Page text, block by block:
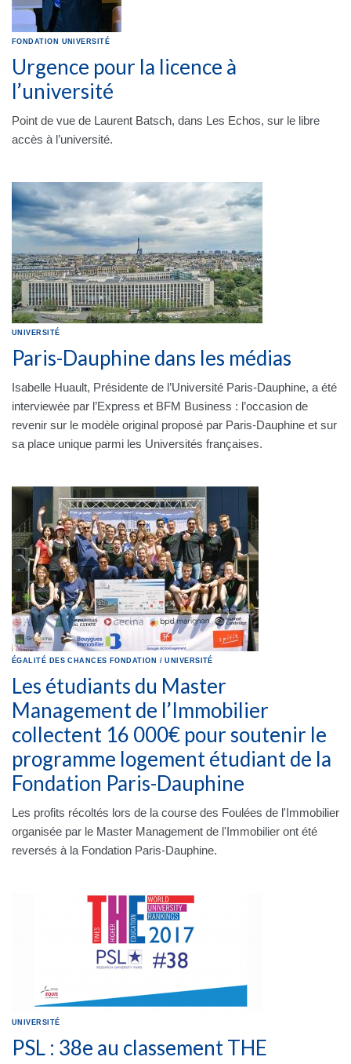
FONDATION UNIVERSITÉ
Urgence pour la licence à
l’université
Point de vue de Laurent Batsch, dans Les Echos, sur le libre
accès à l’université.
UNIVERSITÉ
Paris-Dauphine dans les médias
Isabelle Huault, Présidente de l’Université Paris-Dauphine, a été
interviewée par l’Express et BFM Business : l’occasion de
revenir sur le modèle original proposé par Paris-Dauphine et sur
sa place unique parmi les Universités françaises.
ÉGALITÉ DES CHANCES FONDATION /UNIVERSITÉ
Les étudiants du Master
Management de l’Immobilier
collectent 16 000€ pour soutenir le
programme logement étudiant de la
Fondation Paris-Dauphine
Les profits récoltés lors de la course des Foulées de l'Immobilier
organisée par le Master Management de l'Immobilier ont été
reversés à la Fondation Paris-Dauphine.
UNIVERSITÉ
PSL : 38e au classement THE